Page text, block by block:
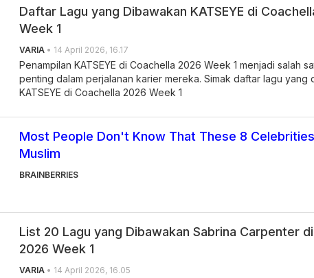
Daftar Lagu yang Dibawakan KATSEYE di
Week 1
VARIA • 14 April 2026, 16.17
Penampilan KATSEYE di Coachella 2026 Week 1 menjadi salah
penting dalam perjalanan karier mereka. Simak daftar lagu yang
KATSEYE di Coachella 2026 Week 1
Most People Don't Know That These 8
Muslim
BRAINBERRIES
List 20 Lagu yang Dibawakan Sabrina Carpenter
2026 Week 1
VARIA • 14 April 2026, 16.05